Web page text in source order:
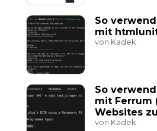
So
mit
von Kadek
So
mit Ferrum
Websites
von Kadek